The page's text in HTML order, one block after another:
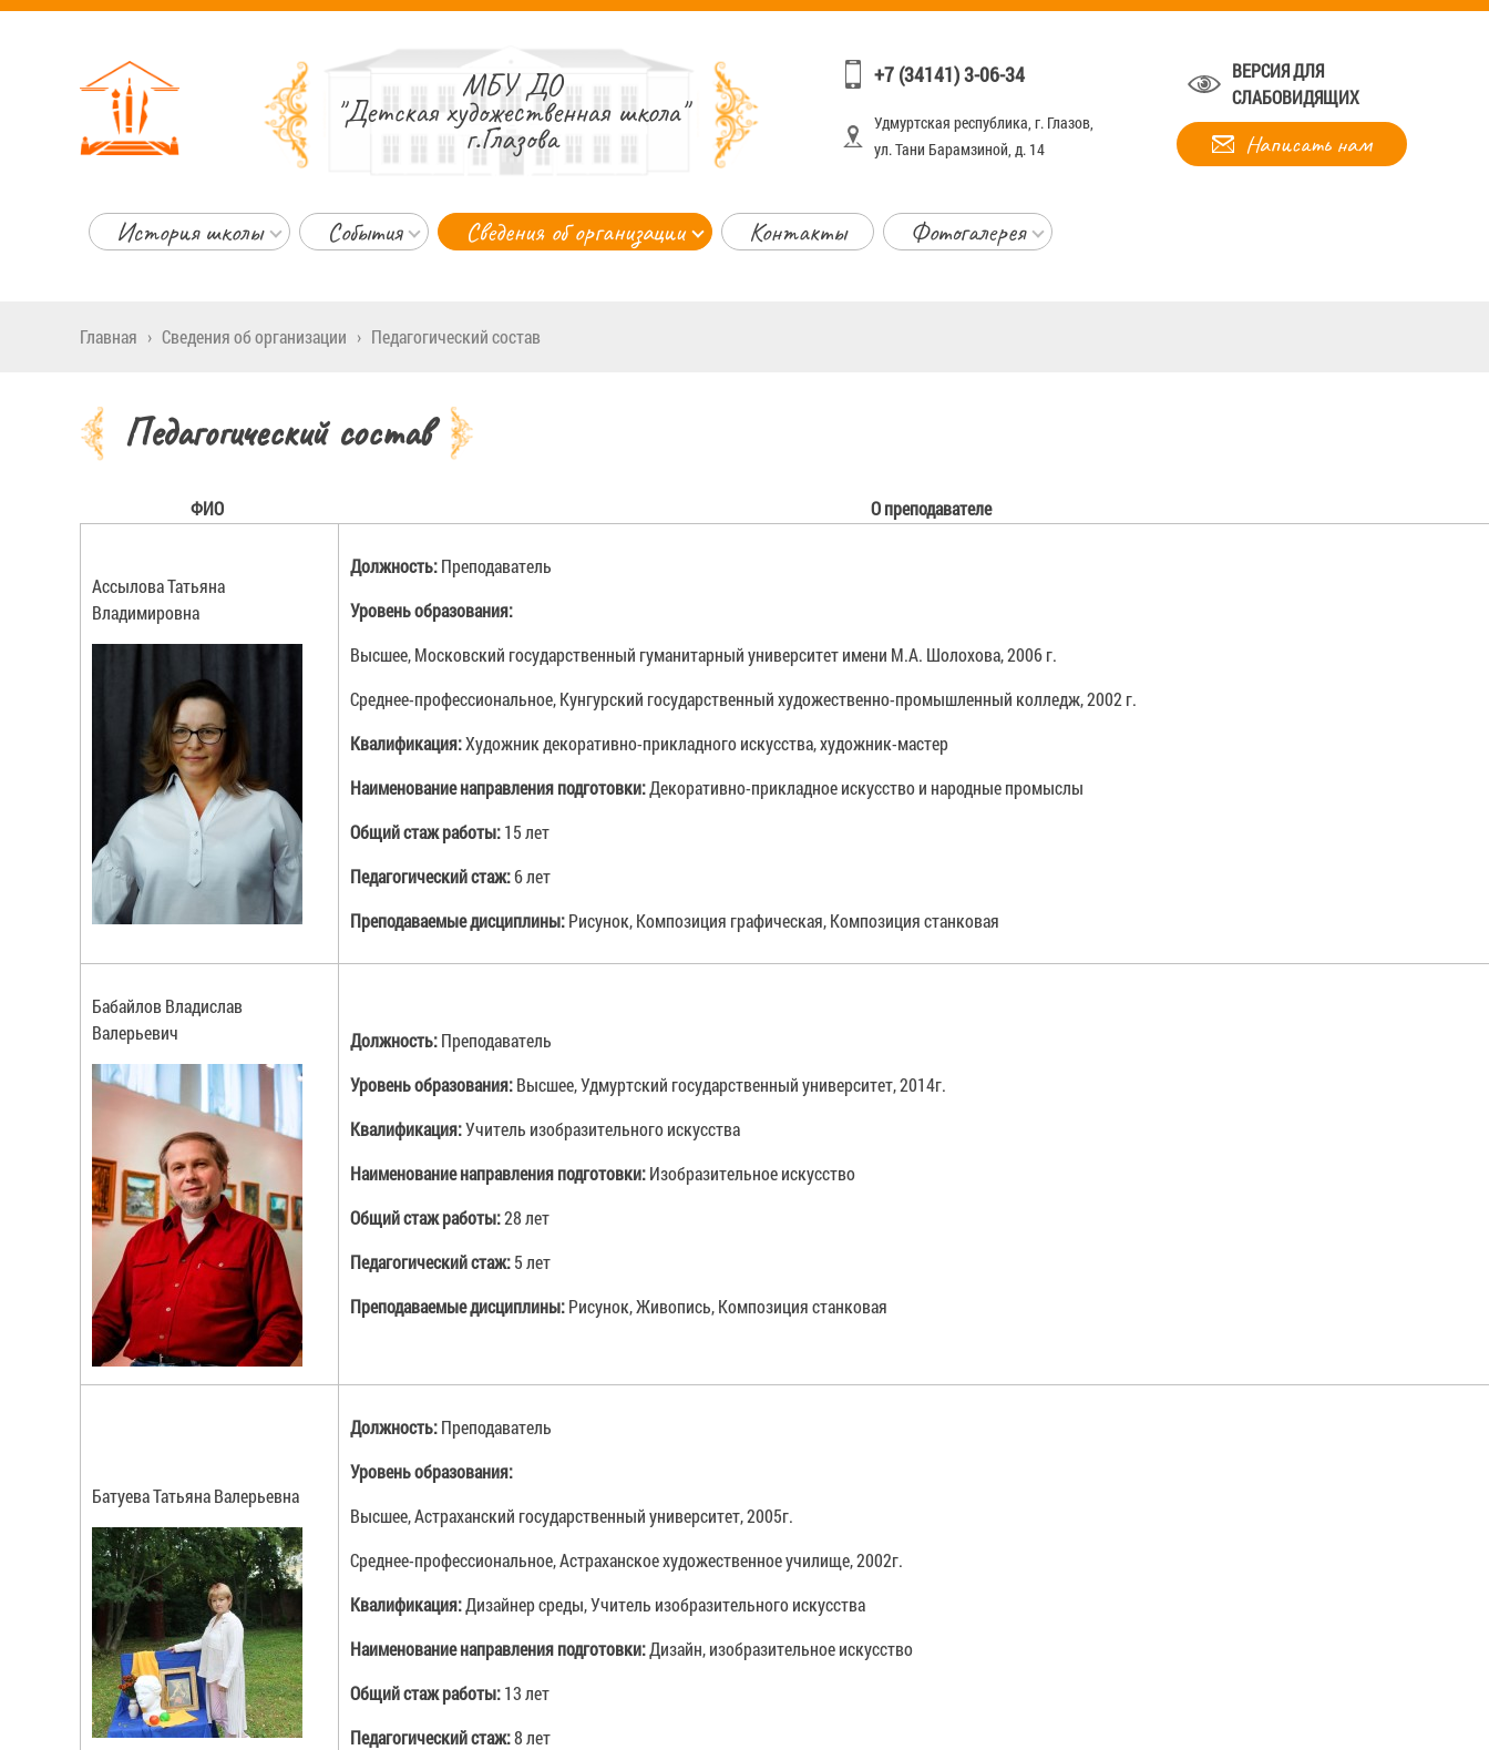
МБУ ДО
"Детская художественная школа"
г.Глазова
+7 (34141) 3-06-34
Удмуртская республика, г. Глазов,
ул. Тани Барамзиной, д. 14
ВЕРСИЯ ДЛЯ
СЛАБОВИДЯЩИХ
Написать нам
История школы События Сведения об организации Контакты Фотогалерея
Главная › Сведения об организации › Педагогический состав
Педагогический состав
ФИО О преподавателе
Ассылова Татьяна
Владимировна
Должность:Преподаватель
Уровень образования:
Высшее, Московский государственный гуманитарный университет имени М.А. Шолохова, 2006 г.
Среднее-профессиональное, Кунгурский государственный художественно-промышленный колледж, 2002 г.
Квалификация:Художник декоративно-прикладного искусства, художник-мастер
Наименование направления подготовки:Декоративно-прикладное искусство и народные промыслы
Общий стаж работы:15 лет
Педагогический стаж:6 лет
Преподаваемые дисциплины:Рисунок, Композиция графическая, Композиция станковая
Бабайлов Владислав
Валерьевич
Должность:Преподаватель
Уровень образования:Высшее, Удмуртский государственный университет, 2014г.
Квалификация:Учитель изобразительного искусства
Наименование направления подготовки:Изобразительное искусство
Общий стаж работы:28 лет
Педагогический стаж:5 лет
Преподаваемые дисциплины:Рисунок, Живопись, Композиция станковая
Батуева Татьяна Валерьевна
Должность:Преподаватель
Уровень образования:
Высшее, Астраханский государственный университет, 2005г.
Среднее-профессиональное, Астраханское художественное училище, 2002г.
Квалификация:Дизайнер среды, Учитель изобразительного искусства
Наименование направления подготовки:Дизайн, изобразительное искусство
Общий стаж работы:13 лет
Педагогический стаж:8 лет